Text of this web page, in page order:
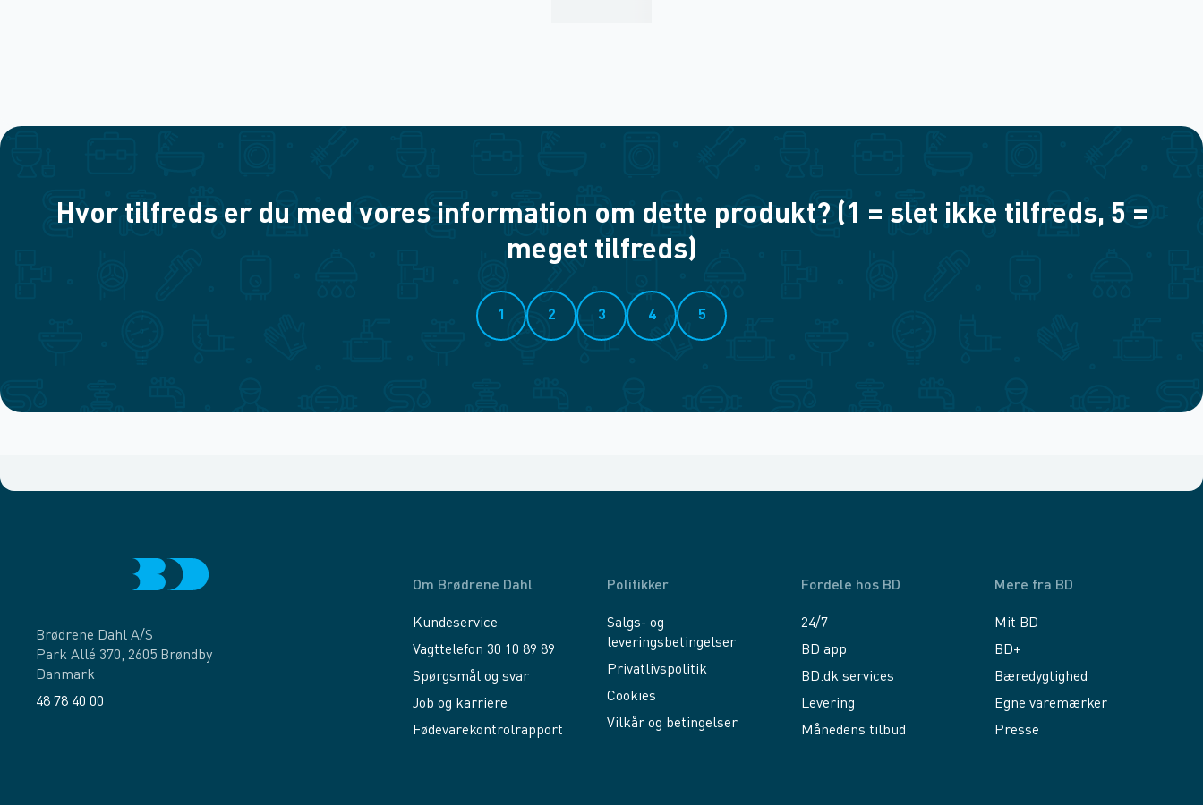
Hvor tilfreds er du med vores information om dette produkt? (1 = slet ikke tilfreds, 5 =
meget tilfreds)
1 2 3 4 5
Brødrene Dahl A/S
Park Allé 370, 2605 Brøndby
Danmark
48 78 40 00
Om Brødrene Dahl
Kundeservice
Vagttelefon 30 10 89 89
Spørgsmål og svar
Job og karriere
Fødevarekontrolrapport
Politikker
Salgs- og
leveringsbetingelser
Privatlivspolitik
Cookies
Vilkår og betingelser
Fordele hos BD
24/7
BD app
BD.dk services
Levering
Månedens tilbud
Mere fra BD
Mit BD
BD+
Bæredygtighed
Egne varemærker
Presse